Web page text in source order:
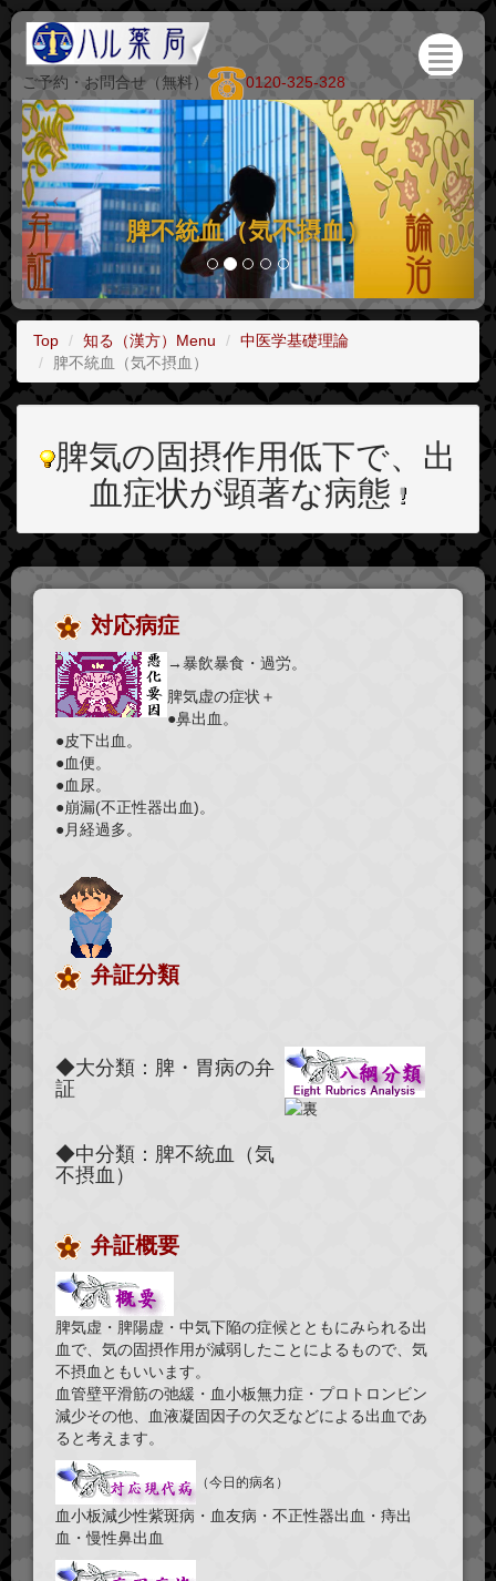
ご予約・お問合せ（無料） 0120-325-328
脾不統血（気不摂血）
Top 知る（漢方）Menu
中医学基礎理論
脾不統血（気不摂血）
脾気の固摂作用低下で、出
血症状が顕著な病態
対応病症
→暴飲暴食・過労。
脾気虚の症状＋
●鼻出血。
●皮下出血。
●血便。
●血尿。
●崩漏(不正性器出血)。
●月経過多。
弁証分類
◆大分類：脾・胃病の弁
証
◆中分類：脾不統血（気
不摂血）
弁証概要
脾気虚・脾陽虚・中気下陥の症候とともにみられる出
血で、気の固摂作用が減弱したことによるもので、気
不摂血ともいいます。
血管壁平滑筋の弛緩・血小板無力症・プロトロンビン
減少その他、血液凝固因子の欠乏などによる出血であ
ると考えます。
（今日的病名）
血小板減少性紫斑病・血友病・不正性器出血・痔出
血・慢性鼻出血